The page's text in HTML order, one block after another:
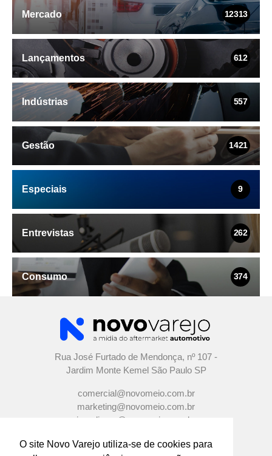
O site Novo Varejo utiliza-se de cookies para
Mercado 12313
Lançamentos 612
Indústrias 557
Gestão 1421
Especiais 9
Entrevistas 262
Consumo 374
Rua José Furtado de Mendonça, nº 107 -
Jardim Monte Kemel São Paulo SP
comercial@novomeio.com.br
marketing@novomeio.com.br
jornalismo@novomeio.com.br